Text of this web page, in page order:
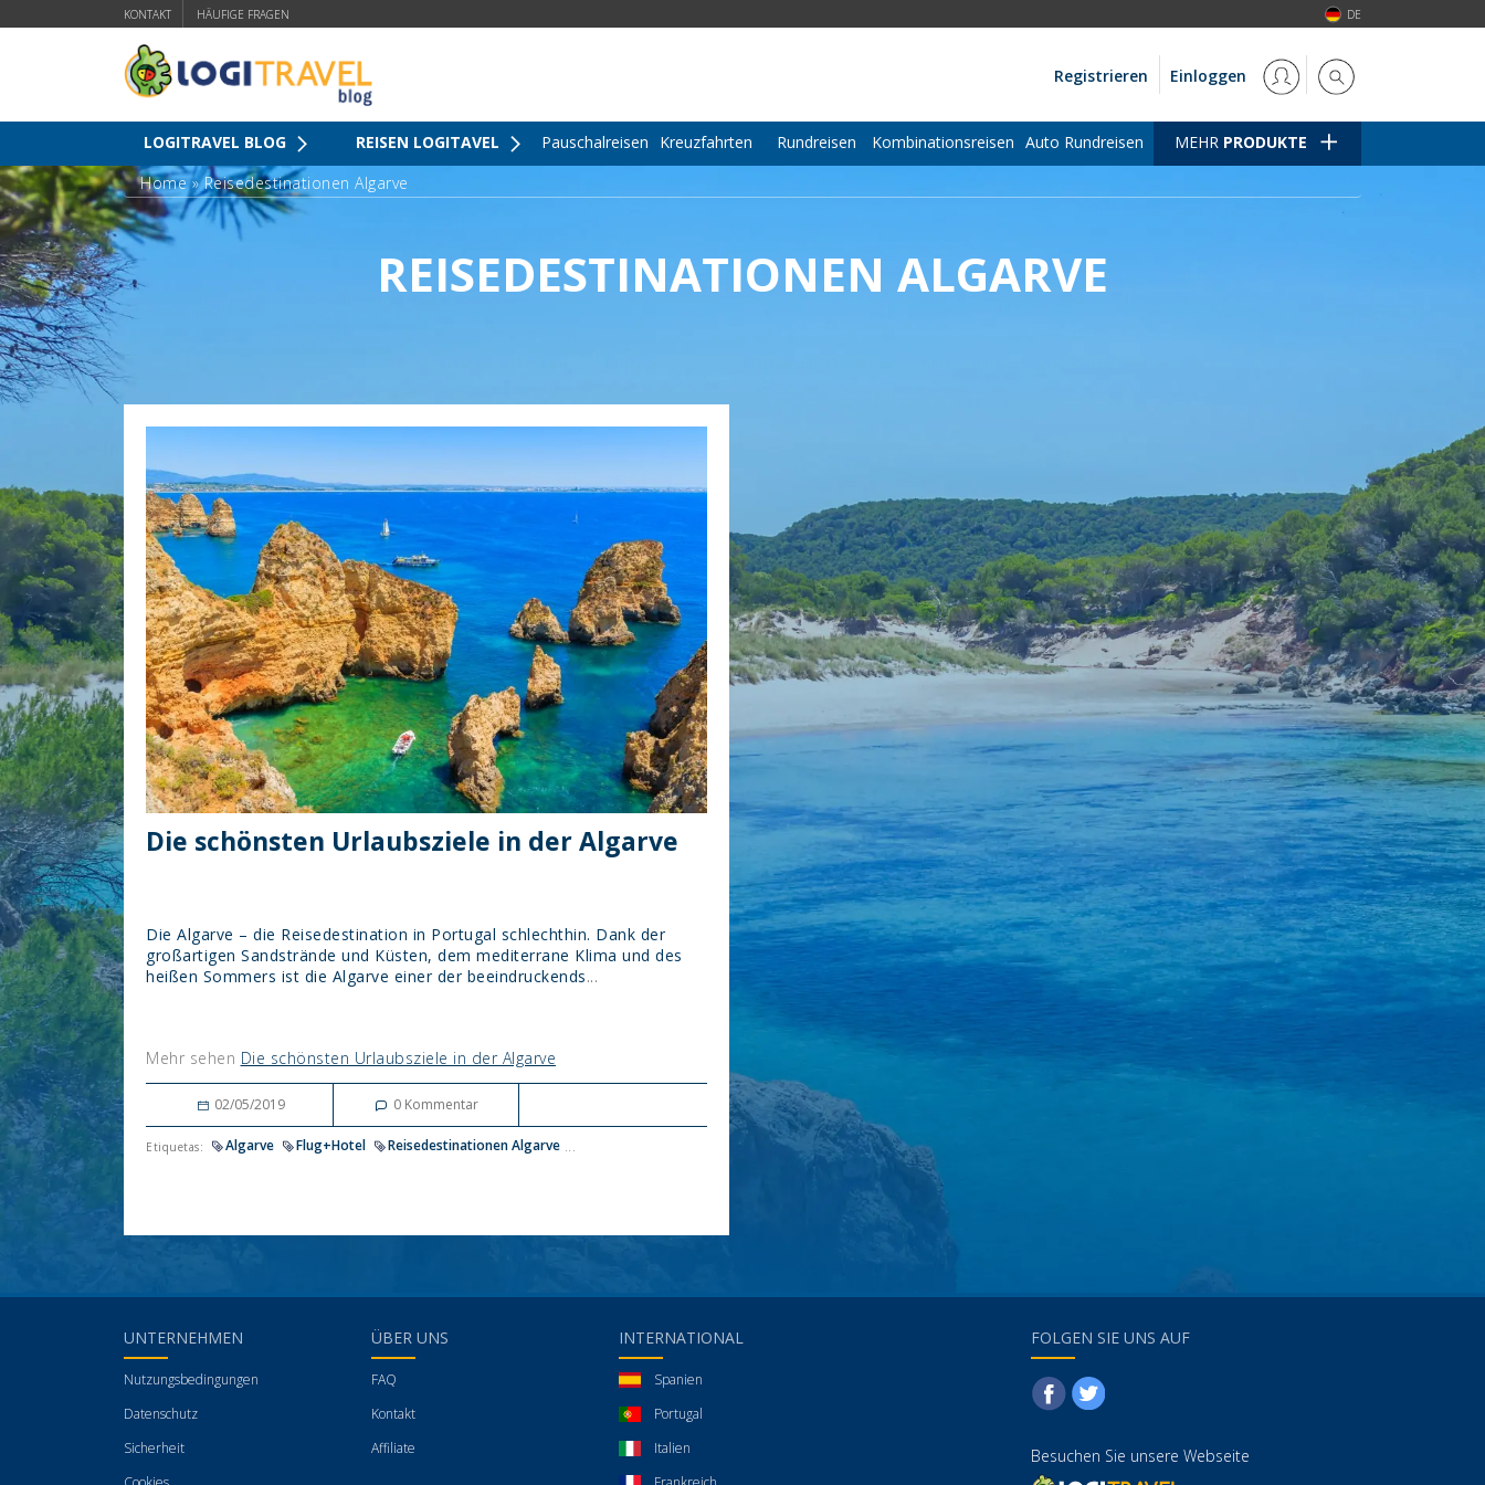
KONTAKT HÄUFIGE FRAGEN DE
Registrieren Einloggen
LOGITRAVEL BLOG REISEN LOGITAVEL Pauschalreisen Kreuzfahrten Rundreisen Kombinationsreisen Auto Rundreisen MEHR PRODUKTE
Home»Reisedestinationen Algarve
REISEDESTINATIONEN ALGARVE
Die schönsten Urlaubsziele in der Algarve
Die Algarve – die Reisedestination in Portugal schlechthin. Dank der
großartigen Sandstrände und Küsten, dem mediterrane Klima und des
heißen Sommers ist die Algarve einer der beeindruckends...
Mehr sehen Die schönsten Urlaubsziele in der Algarve
02/05/2019 0 Kommentar
Etiquetas: Algarve Flug+Hotel Reisedestinationen Algarve
UNTERNEHMEN
Nutzungsbedingungen
Datenschutz
Sicherheit
ÜBER UNS
FAQ
Kontakt
Affiliate
INTERNATIONAL
Spanien
Portugal
Italien
FOLGEN SIE UNS AUF
Besuchen Sie unsere Webseite